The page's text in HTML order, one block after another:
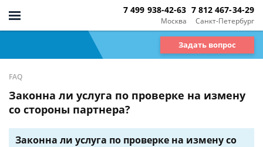
Москва
7 499 938-42-63
Санкт-Петербург
7 812 467-34-29
Задать вопрос
FAQ
Законна ли услуга по проверке на измену
со стороны партнера?
Законна ли услуга по проверке на измену со